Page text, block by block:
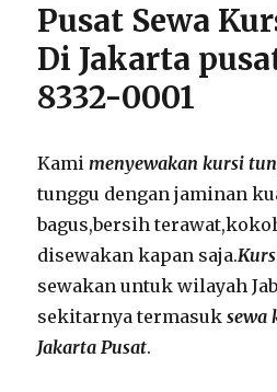
Pusat Sewa
Di Jakarta
8332-0001
Kamimenyewakan kursi
tunggu dengan jaminan
bagus,bersih
disewakan kapan saja.
sewakan untuk wilayah
sekitarnya termasuksewa
Jakarta Pusat.